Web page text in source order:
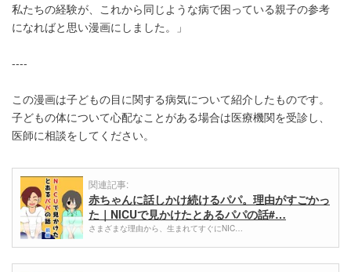
私たちの経験が、これから同じような病で困っている親子の参考
になればと思い漫画にしました。」
----
この漫画は子どもの目に関する病気について紹介したものです。
子どもの体について心配なことがある場合は医療機関を受診し、
医師に相談をしてください。
関連記事:
赤ちゃんに話しかけ続けるパパ。理由がすごかっ
た｜NICUで見かけたとあるパパの話#…
さまざまな理由から、生まれてすぐにNIC…